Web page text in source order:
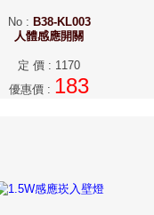
No: B38-KL003
人體感應開關
定 價 : 1170
優惠價 : 183